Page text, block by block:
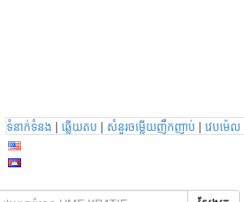
ទំនាក់ទំនង | ឆ្លើយតប | សំនួរចម្លើយញឹកញាប់ | វេបម៉េល